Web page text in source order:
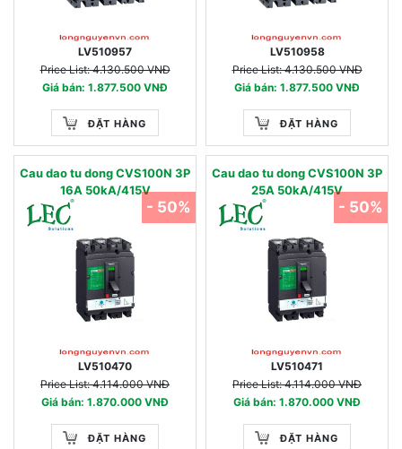
LV510957
Price List: 4.130.500 VNĐ
Giá bán: 1.877.500 VNĐ
ĐẶT HÀNG
LV510958
Price List: 4.130.500 VNĐ
Giá bán: 1.877.500 VNĐ
ĐẶT HÀNG
Cau dao tu dong CVS100N 3P
16A 50kA/415V
LV510470
Price List: 4.114.000 VNĐ
Giá bán: 1.870.000 VNĐ
ĐẶT HÀNG
- 50%
Cau dao tu dong CVS100N 3P
25A 50kA/415V
LV510471
Price List: 4.114.000 VNĐ
Giá bán: 1.870.000 VNĐ
ĐẶT HÀNG
- 50%